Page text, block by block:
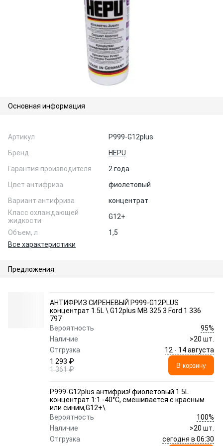
Основная информация
Артикул
P999-G12plus
Бренд
HEPU
Гарантия производителя
2 года
Цвет антифриза
фиолетовый
Вариант антифриза
концентрат
Класс охлаждающей
жидкости
G12+
Объем, л
1,5
Все характеристики
Предложения
АНТИФРИЗ СИРЕНЕВЫЙ P999-G12PLUS
концентрат 1.5L \ G12plus MB 325.3 Ford 1 336
797
Вероятность
95%
Наличие
>20 шт.
Отгрузка
12 - 14 августа
1 293 ₽
1 361 ₽
В корзину
P999-G12plus антифриз! фиолетовый 1.5L
концентрат 1:1 -40°C, смешивается с красным
или синим,G12+\
Вероятность
100%
Наличие
>20 шт.
Отгрузка
сегодня в 06:30